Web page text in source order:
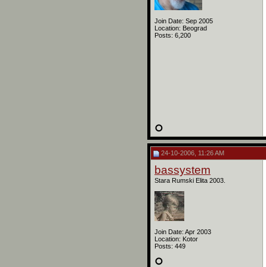
Join Date: Sep 2005
Location: Beograd
Posts: 6,200
24-10-2006, 11:26 AM
bassystem
Stara Rumski Elita 2003.
Join Date: Apr 2003
Location: Kotor
Posts: 449